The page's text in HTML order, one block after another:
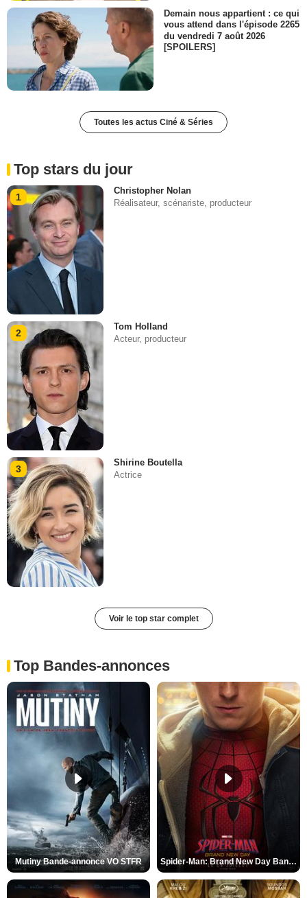
Demain nous appartient : ce qui
vous attend dans l'épisode 2265
du vendredi 7 août 2026
[SPOILERS]
Toutes les actus Ciné & Séries
Top stars du jour
1
Christopher Nolan
Réalisateur, scénariste, producteur
2
Tom Holland
Acteur, producteur
3
Shirine Boutella
Actrice
Voir le top star complet
Top Bandes-annonces
Mutiny Bande-annonce VO STFR Spider-Man: Brand New Day Bande-annonce VO STFR